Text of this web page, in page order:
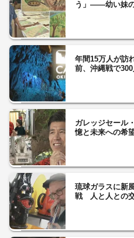
う」――幼い妹
年間15万人が訪
前、沖縄戦で
ガレッジセール
憶と未来への希
琉球ガラスに新
戦 人と人との